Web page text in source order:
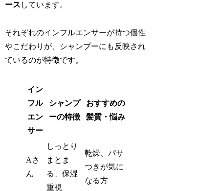
ース しています。
それぞれのインフルエンサーが持つ個性
やこだわりが、シャンプーにも反映され
ているのが特徴です。
イン
フル
エン
サー
シャンプ
ーの特徴
おすすめの
髪質・悩み
Aさ
ん
しっとり
まとま
る、保湿
重視
乾燥、パサ
つきが気に
なる方